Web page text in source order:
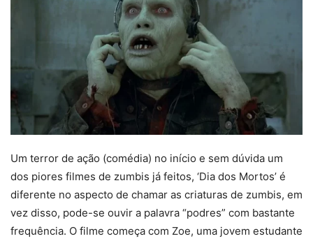
Um terror de ação (comédia) no início e sem dúvida um
dos piores filmes de zumbis já feitos, ‘Dia dos Mortos’ é
diferente no aspecto de chamar as criaturas de zumbis, em
vez disso, pode-se ouvir a palavra “podres” com bastante
frequência. O filme começa com Zoe, uma jovem estudante